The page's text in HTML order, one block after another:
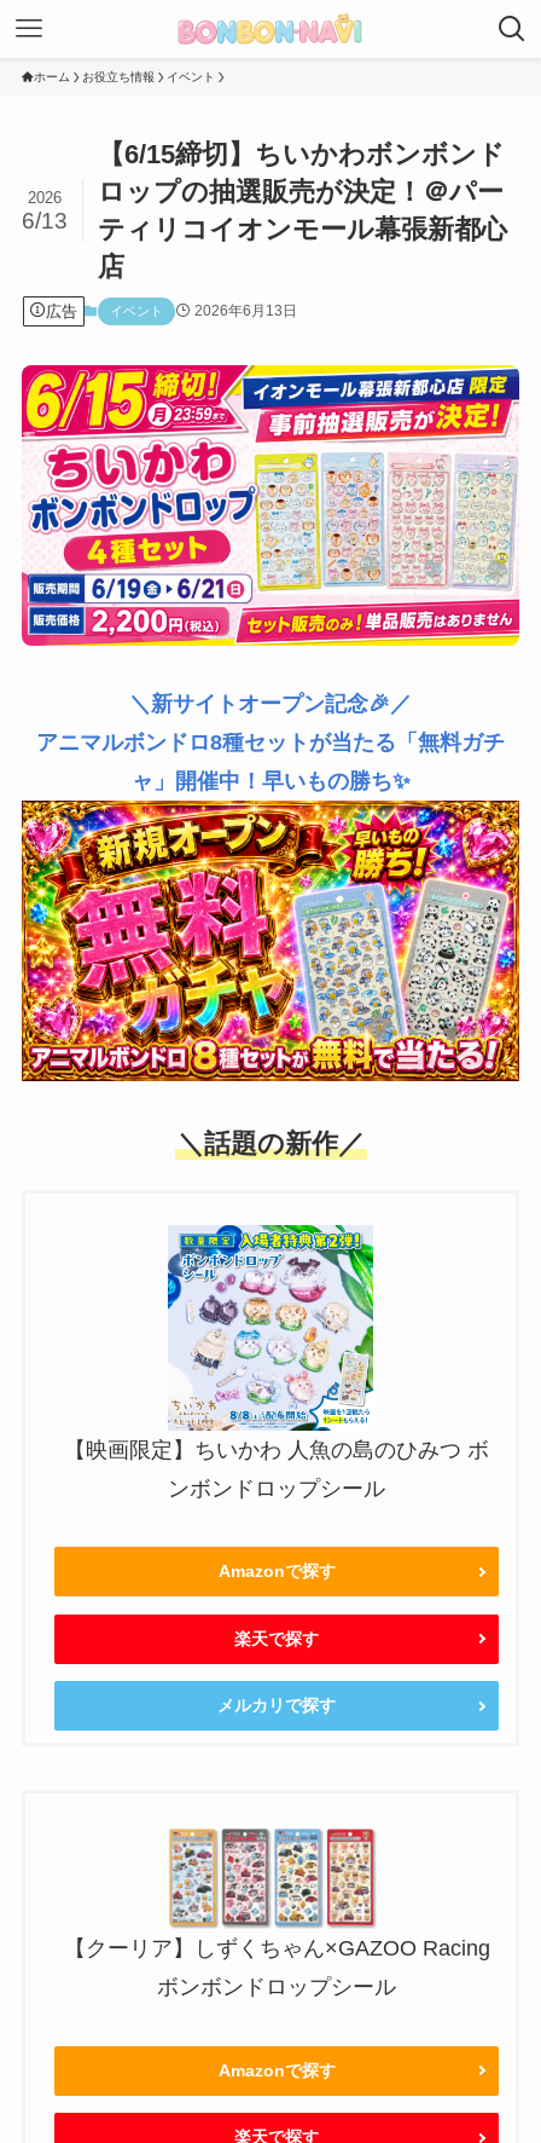
ホーム お役立ち情報 イベント
【6/15締切】ちいかわボンボンド
ロップの抽選販売が決定！＠パー
ティリコイオンモール幕張新都心
店
2026
6/13
広告 イベント 2026年6月13日
＼新サイトオープン記念🎉／
アニマルボンドロ8種セットが当たる「無料ガチ
ャ」開催中！早いもの勝ち✨
＼話題の新作／
【映画限定】ちいかわ 人魚の島のひみつ ボ
ンボンドロップシール
Amazonで探す
楽天で探す
メルカリで探す
【クーリア】しずくちゃん×GAZOO Racing
ボンボンドロップシール
Amazonで探す
楽天で探す